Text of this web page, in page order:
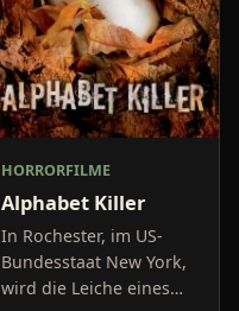
HORRORFILME
Alphabet Killer
In Rochester, im US-
Bundesstaat New York,
wird die Leiche eines